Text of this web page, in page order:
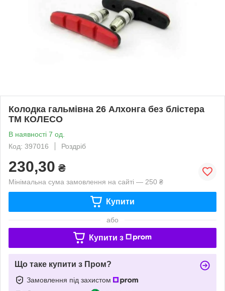
Колодка гальмівна 26 Алхонга без блістера
ТМ КОЛЕСО
В наявності 7 од.
Код: 397016
Роздріб
230,30 ₴
Мінімальна сума замовлення на сайті — 250 ₴
Купити
або
Купити з
Що таке купити з Пром?
Замовлення під захистом